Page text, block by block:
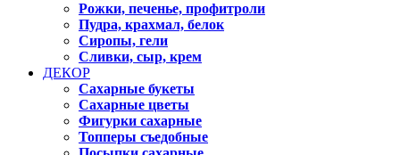
Рожки, печенье, профитроли
Пудра, крахмал, белок
Сиропы, гели
Сливки, сыр, крем
ДЕКОР
Сахарные букеты
Сахарные цветы
Фигурки сахарные
Топперы съедобные